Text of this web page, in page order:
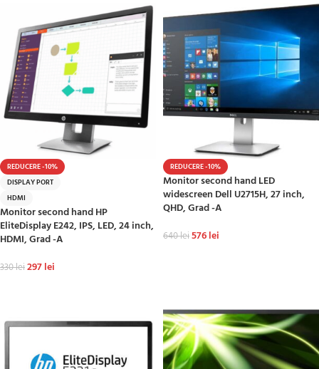
REDUCERE -10%
DISPLAY PORT
HDMI
Monitor second hand HP
EliteDisplay E242, IPS, LED, 24 inch,
HDMI, Grad -A
330lei297lei
REDUCERE -10%
Monitor second hand LED
widescreen Dell U2715H, 27 inch,
QHD, Grad -A
640lei576lei